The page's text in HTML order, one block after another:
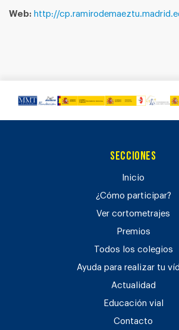
Web: http://
Secciones
Inicio
¿Cómo participar?
Ver cortometrajes
Premios
Todos los colegios
Ayuda para realizar tu
Actualidad
Educación vial
Contacto